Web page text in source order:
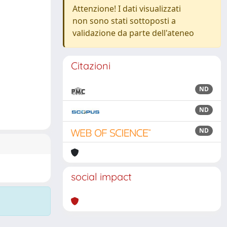
Attenzione! I dati visualizzati
non sono stati sottoposti a
validazione da parte dell'ateneo
Citazioni
ND
ND
ND
social impact